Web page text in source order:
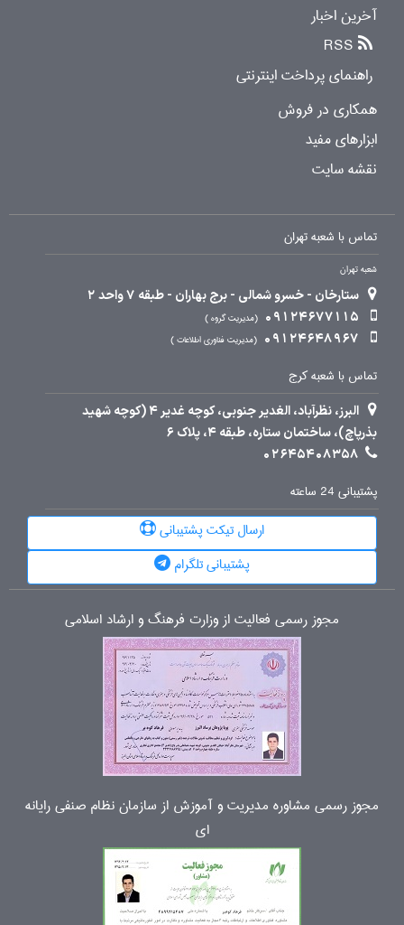
آخرین اخبار
RSS
راهنمای پرداخت اینترنتی
همکاری در فروش
ابزارهای مفید
نقشه سایت
تماس با شعبه تهران
شعبه تهران
ستارخان - خسرو شمالی - برج بهاران - طبقه 7 واحد 2
09124677115
مدیریت گروه
09124648967 مدیریت فناوری اطلاعات
تماس با شعبه کرج
البرز، نظرآباد، الغدیر جنوبی، کوچه غدیر 4 (کوچه شهید
بذرپاچ)، ساختمان ستاره، طبقه 4، پلاک 6
02645408358
پشتیبانی 24 ساعته
ارسال تیکت پشتیبانی
پشتیبانی تلگرام
مجوز رسمی فعالیت از وزارت فرهنگ و ارشاد اسلامی
مجوز رسمی مشاوره مدیریت و آموزش از سازمان نظام صنفی رایانه
ای